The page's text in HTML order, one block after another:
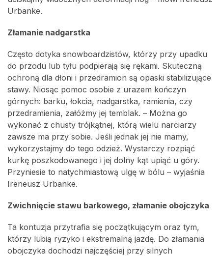
Urbanke.
Złamanie nadgarstka
Często dotyka snowboardzistów, którzy przy upadku
do przodu lub tyłu podpierają się rękami. Skuteczną
ochroną dla dłoni i przedramion są opaski stabilizujące
stawy. Niosąc pomoc osobie z urazem kończyn
górnych: barku, łokcia, nadgarstka, ramienia, czy
przedramienia, załóżmy jej temblak. – Można go
wykonać z chusty trójkątnej, którą wielu narciarzy
zawsze ma przy sobie. Jeśli jednak jej nie mamy,
wykorzystajmy do tego odzież. Wystarczy rozpiąć
kurkę poszkodowanego i jej dolny kąt upiąć u góry.
Przyniesie to natychmiastową ulgę w bólu – wyjaśnia
Ireneusz Urbanke.
Zwichnięcie stawu barkowego, złamanie obojczyka
Ta kontuzja przytrafia się początkującym oraz tym,
którzy lubią ryzyko i ekstremalną jazdę. Do złamania
obojczyka dochodzi najczęściej przy silnych